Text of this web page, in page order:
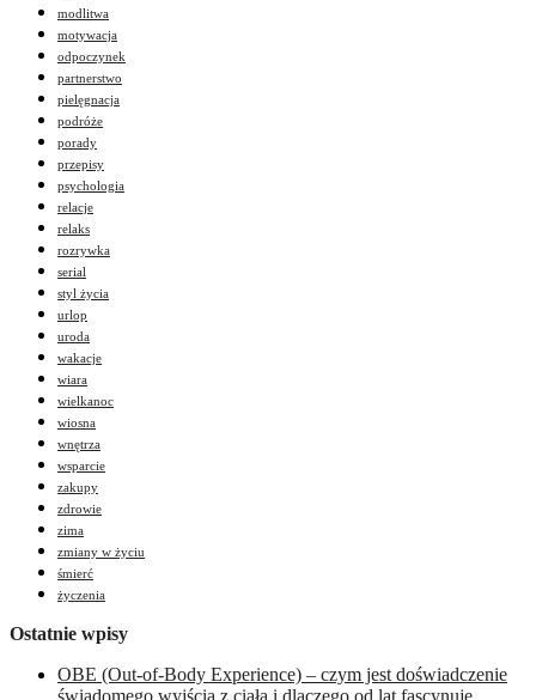
modlitwa
motywacja
odpoczynek
partnerstwo
pielęgnacja
podróże
porady
przepisy
psychologia
relacje
relaks
rozrywka
serial
styl życia
urlop
uroda
wakacje
wiara
wielkanoc
wiosna
wnętrza
wsparcie
zakupy
zdrowie
zima
zmiany w życiu
śmierć
życzenia
Ostatnie wpisy
OBE (Out-of-Body Experience) – czym jest doświadczenie
świadomego wyjścia z ciała i dlaczego od lat fascynuje